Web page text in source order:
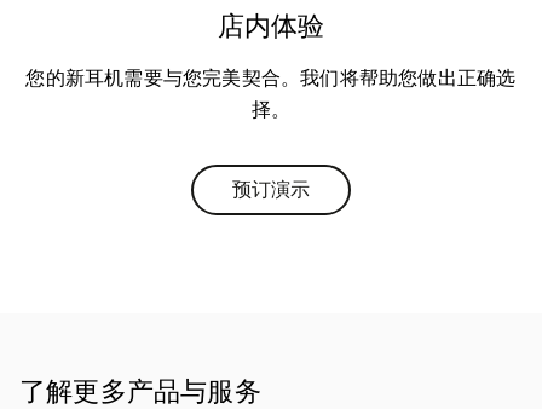
店内体验
您的新耳机需要与您完美契合。我们将帮助您做出正确选
择。
预订演示Link Opens in New Tab
了解更多产品与服务